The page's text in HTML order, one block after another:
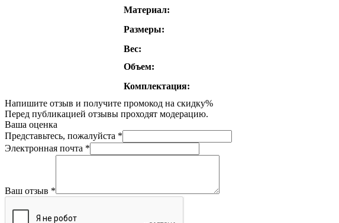
Материал:
Размеры:
Вес:
Объем:
Комплектация:
Напишите отзыв и получите промокод на скидку%
Перед публикацией отзывы проходят модерацию.
Ваша оценка
Представьтесь, пожалуйста *
Электронная почта *
Ваш отзыв *